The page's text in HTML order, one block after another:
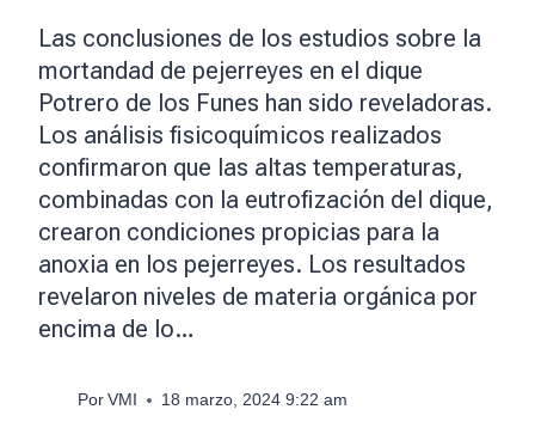
Las conclusiones de los estudios sobre la
mortandad de pejerreyes en el dique
Potrero de los Funes han sido reveladoras.
Los análisis fisicoquímicos realizados
confirmaron que las altas temperaturas,
combinadas con la eutrofización del dique,
crearon condiciones propicias para la
anoxia en los pejerreyes. Los resultados
revelaron niveles de materia orgánica por
encima de lo…
Por VMI 18 marzo, 2024 9:22 am